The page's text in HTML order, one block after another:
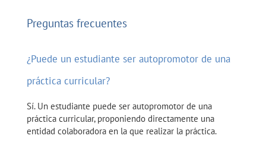
Preguntas frecuentes
¿Puede un estudiante ser autopromotor de una
práctica curricular?
Sí. Un estudiante puede ser autopromotor de una
práctica curricular, proponiendo directamente una
entidad colaboradora en la que realizar la práctica.